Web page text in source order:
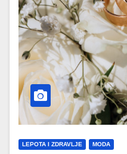
LEPOTA I ZDRAVLJE MODA